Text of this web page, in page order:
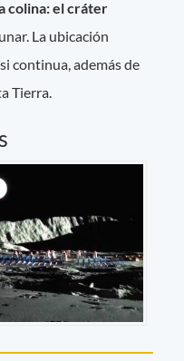
colina: el cráter
La ubicación
continua, además de
Tierra.